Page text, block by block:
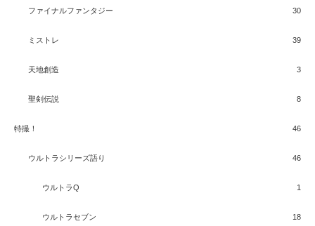
ファイナルファンタジー 30
ミストレ 39
天地創造 3
聖剣伝説 8
特撮！ 46
ウルトラシリーズ語り 46
ウルトラQ 1
ウルトラセブン 18